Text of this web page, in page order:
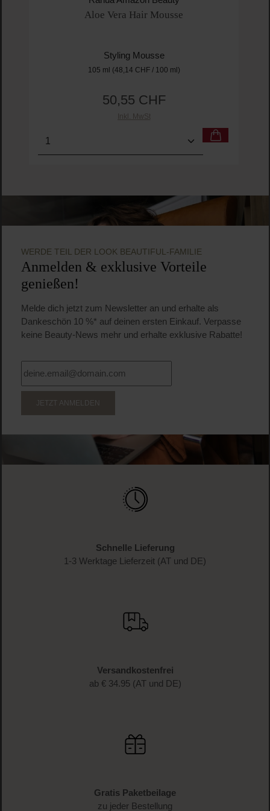
Aloe Vera Hair Mousse
Styling Mousse
105 ml (48,14 CHF / 100 ml)
Regulärer Preis:
50,55 CHF
Inkl. MwSt
Produkt Anzahl: Gib den gewünschten Wert
WERDE TEIL DER LOOK BEAUTIFUL-FAMILIE
Anmelden & exklusive Vorteile
genießen!
Melde dich jetzt zum Newsletter an und erhalte als
Dankeschön 10 %* auf deinen ersten Einkauf. Verpasse
keine Beauty-News mehr und erhalte exklusive Rabatte!
JETZT ANMELDEN
Schnelle Lieferung
1-3 Werktage Lieferzeit (AT und DE)
Versandkostenfrei
ab € 34.95 (AT und DE)
Gratis Paketbeilage
zu jeder Bestellung